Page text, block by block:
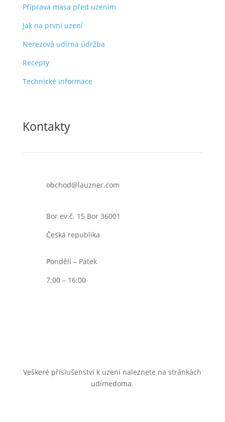
Příprava masa před uzením
Jak na první uzení
Nerezová udírna údržba
Recepty
Technické informace
Kontakty
obchod@lauzner.com
Bor ev.č. 15 Bor 36001
Česká republika
Pondělí – Pátek
7:00 – 16:00
Veškeré příslušenství k uzení naleznete na stránkách
udímedoma.